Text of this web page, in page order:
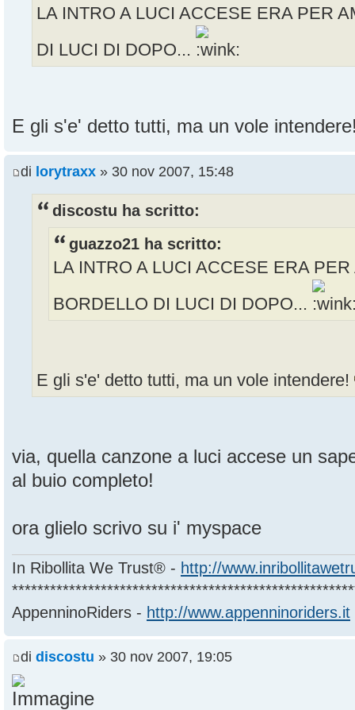
LA INTRO A LUCI ACCESE ERA PER
DI LUCI DI DOPO...
E gli s'e' detto tutti, ma un vole
di lorytraxx » 30 nov 2007, 15:48
discostu ha scritto:
guazzo21 ha scritto:
LA INTRO A LUCI ACCESE ERA
BORDELLO DI LUCI DI DOPO...
E gli s'e' detto tutti, ma un vole intendere!
via, quella canzone a luci accese un
al buio completo!
ora glielo scrivo su i' myspace
In Ribollita We Trust® - http://
AppenninoRiders - http://www.appenninoriders.it
di discostu » 30 nov 2007, 19:05